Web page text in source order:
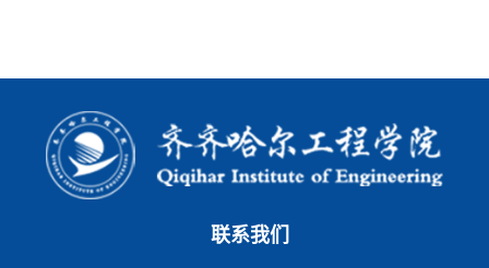
联系我们